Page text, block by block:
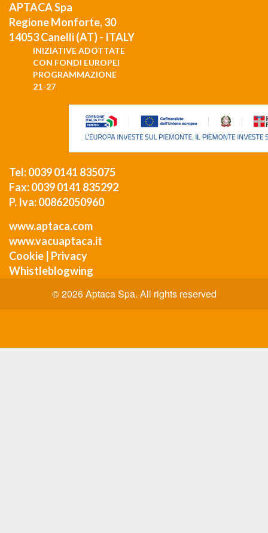
APTACA Spa
Regione Monforte, 30
14053 Canelli (AT) - ITALY
INIZIATIVE ADOTTATE
CON FONDI EUROPEI
PROGRAMMAZIONE
21-27
Tel: 0039 0141 835075
Fax: 0039 0141 835292
P. Iva: 00862050960
www.aptaca.com
www.vacuaptaca.it
Cookie Privacy
Whistleblogwing
© 2026 Aptaca Spa. All rights reserved